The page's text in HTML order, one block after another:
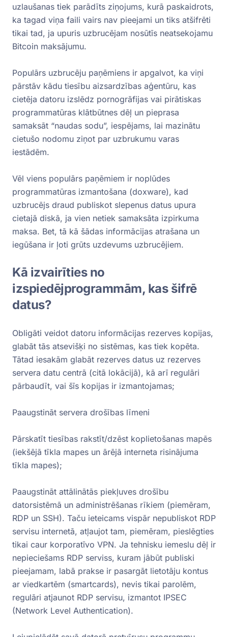
uzlaušanas tiek parādīts ziņojums, kurā paskaidrots,
ka tagad viņa faili vairs nav pieejami un tiks atšifrēti
tikai tad, ja upuris uzbrucējam nosūtīs neatsekojamu
Bitcoin maksājumu.
Populārs uzbrucēju paņēmiens ir apgalvot, ka viņi
pārstāv kādu tiesību aizsardzības aģentūru, kas
cietēja datoru izslēdz pornogrāfijas vai pirātiskas
programmatūras klātbūtnes dēļ un pieprasa
samaksāt “naudas sodu”, iespējams, lai mazinātu
cietušo nodomu ziņot par uzbrukumu varas
iestādēm.
Vēl viens populārs paņēmiem ir noplūdes
programmatūras izmantošana (doxware), kad
uzbrucējs draud publiskot slepenus datus upura
cietajā diskā, ja vien netiek samaksāta izpirkuma
maksa. Bet, tā kā šādas informācijas atrašana un
iegūšana ir ļoti grūts uzdevums uzbrucējiem.
Kā izvairīties no
izspiedējprogrammām, kas šifrē
datus?
Obligāti veidot datoru informācijas rezerves kopijas,
glabāt tās atsevišķi no sistēmas, kas tiek kopēta.
Tātad iesakām glabāt rezerves datus uz rezerves
servera datu centrā (citā lokācijā), kā arī regulāri
pārbaudīt, vai šīs kopijas ir izmantojamas;
Paaugstināt servera drošības līmeni
Pārskatīt tiesības rakstīt/dzēst koplietošanas mapēs
(iekšējā tīkla mapes un ārējā interneta risinājuma
tīkla mapes);
Paaugstināt attālinātās piekļuves drošību
datorsistēmā un administrēšanas rīkiem (piemēram,
RDP un SSH). Taču ieteicams vispār nepubliskot RDP
servisu internetā, atļaujot tam, piemēram, pieslēgties
tikai caur korporatīvo VPN. Ja tehnisku iemeslu dēļ ir
nepieciešams RDP serviss, kuram jābūt publiski
pieejamam, labā prakse ir pasargāt lietotāju kontus
ar viedkartēm (smartcards), nevis tikai parolēm,
regulāri atjaunot RDP servisu, izmantot IPSEC
(Network Level Authentication).